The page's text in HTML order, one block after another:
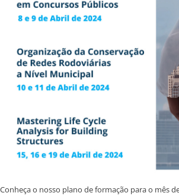
Conheça o nosso plano de formação para o mês